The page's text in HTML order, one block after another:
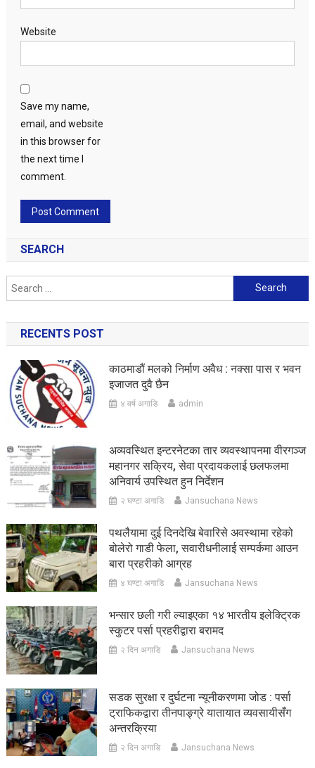
Website
Save my name,
email, and website
in this browser for
the next time I
comment.
SEARCH
Search
for:
RECENTS POST
काठमाडौं मलको निर्माण अवैध : नक्सा पास र भवन
इजाजत दुवै छैन
४ वर्ष अगाडि admin
अव्यवस्थित इन्टरनेटका तार व्यवस्थापनमा वीरगञ्ज
महानगर सक्रिय, सेवा प्रदायकलाई छलफलमा
अनिवार्य उपस्थित हुन निर्देशन
२ घण्टा अगाडि Jansuchana News
पथलैयामा दुई दिनदेखि बेवारिसे अवस्थामा रहेको
बोलेरो गाडी फेला, सवारीधनीलाई सम्पर्कमा आउन
बारा प्रहरीको आग्रह
४ घण्टा अगाडि Jansuchana News
भन्सार छली गरी ल्याइएका १४ भारतीय इलेक्ट्रिक
स्कुटर पर्सा प्रहरीद्वारा बरामद
२ दिन अगाडि Jansuchana News
सडक सुरक्षा र दुर्घटना न्यूनीकरणमा जोड : पर्सा
ट्राफिकद्वारा तीनपाङ्ग्रे यातायात व्यवसायीसँग
अन्तरक्रिया
२ दिन अगाडि Jansuchana News